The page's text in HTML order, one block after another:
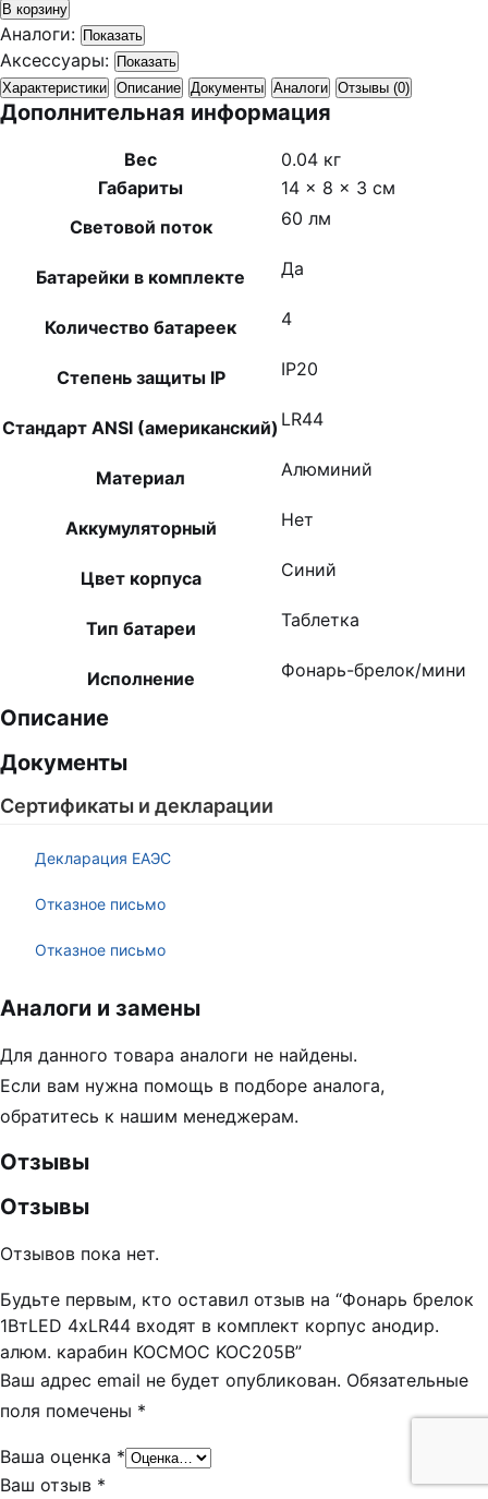
В корзину
Аналоги: Показать
Аксессуары: Показать
Характеристики Описание Документы Аналоги Отзывы (0)
Дополнительная информация
Вес
0.04 кг
Габариты
14 × 8 × 3 см
Световой поток
60 лм
Батарейки в комплекте Да
Количество батареек 4
Степень защиты IP IP20
Стандарт ANSI (американский) LR44
Материал Алюминий
Аккумуляторный Нет
Цвет корпуса Синий
Тип батареи Таблетка
Исполнение Фонарь-брелок/мини
Описание
Документы
Сертификаты и декларации
Декларация ЕАЭС
Отказное письмо
Отказное письмо
Аналоги и замены
Для данного товара аналоги не найдены.
Если вам нужна помощь в подборе аналога,
обратитесь к нашим менеджерам.
Отзывы
Отзывы
Отзывов пока нет.
Будьте первым, кто оставил отзыв на “Фонарь брелок
1ВтLED 4xLR44 входят в комплект корпус анодир.
алюм. карабин КОСМОС KOC205B”
Ваш адрес email не будет опубликован. Обязательные
поля помечены *
Ваша оценка *
Ваш отзыв *